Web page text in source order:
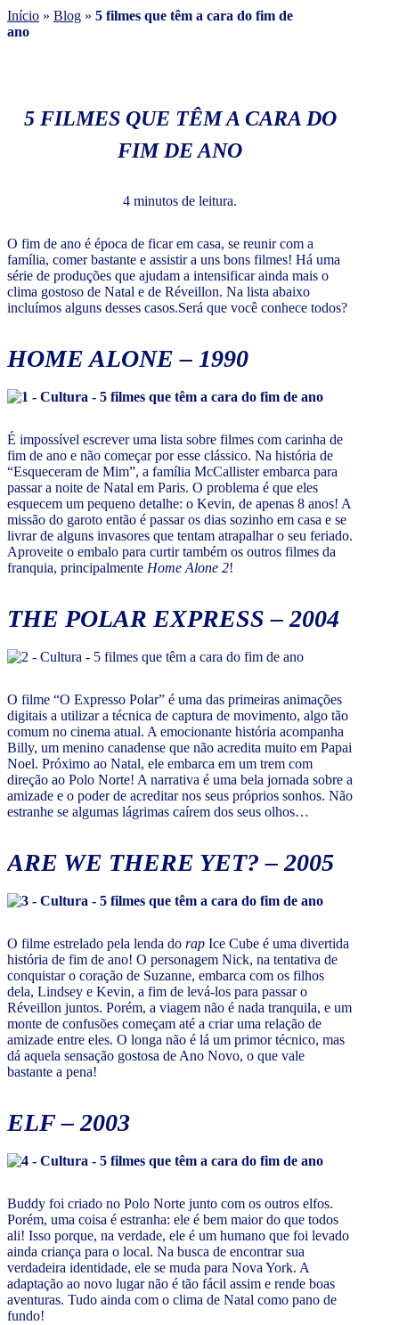
Início » Blog » 5 filmes que têm a cara do fim de
ano
5 FILMES QUE TÊM A CARA DO
FIM DE ANO
4 minutos de leitura.
O fim de ano é época de ficar em casa, se reunir com a
família, comer bastante e assistir a uns bons filmes! Há uma
série de produções que ajudam a intensificar ainda mais o
clima gostoso de Natal e de Réveillon. Na lista abaixo
incluímos alguns desses casos.Será que você conhece todos?
HOME ALONE – 1990
É impossível escrever uma lista sobre filmes com carinha de
fim de ano e não começar por esse clássico. Na história de
“Esqueceram de Mim”, a família McCallister embarca para
passar a noite de Natal em Paris. O problema é que eles
esquecem um pequeno detalhe: o Kevin, de apenas 8 anos! A
missão do garoto então é passar os dias sozinho em casa e se
livrar de alguns invasores que tentam atrapalhar o seu feriado.
Aproveite o embalo para curtir também os outros filmes da
franquia, principalmente Home Alone 2!
THE POLAR EXPRESS – 2004
O filme “O Expresso Polar” é uma das primeiras animações
digitais a utilizar a técnica de captura de movimento, algo tão
comum no cinema atual. A emocionante história acompanha
Billy, um menino canadense que não acredita muito em Papai
Noel. Próximo ao Natal, ele embarca em um trem com
direção ao Polo Norte! A narrativa é uma bela jornada sobre a
amizade e o poder de acreditar nos seus próprios sonhos. Não
estranhe se algumas lágrimas caírem dos seus olhos…
ARE WE THERE YET? – 2005
O filme estrelado pela lenda do rap Ice Cube é uma divertida
história de fim de ano! O personagem Nick, na tentativa de
conquistar o coração de Suzanne, embarca com os filhos
dela, Lindsey e Kevin, a fim de levá-los para passar o
Réveillon juntos. Porém, a viagem não é nada tranquila, e um
monte de confusões começam até a criar uma relação de
amizade entre eles. O longa não é lá um primor técnico, mas
dá aquela sensação gostosa de Ano Novo, o que vale
bastante a pena!
ELF – 2003
Buddy foi criado no Polo Norte junto com os outros elfos.
Porém, uma coisa é estranha: ele é bem maior do que todos
ali! Isso porque, na verdade, ele é um humano que foi levado
ainda criança para o local. Na busca de encontrar sua
verdadeira identidade, ele se muda para Nova York. A
adaptação ao novo lugar não é tão fácil assim e rende boas
aventuras. Tudo ainda com o clima de Natal como pano de
fundo!